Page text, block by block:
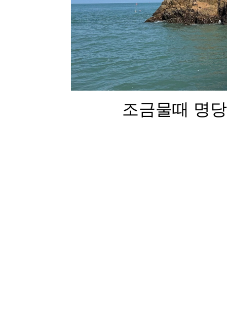
조금물때 명